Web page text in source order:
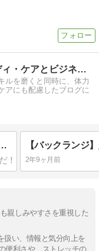
ペンギン男の生活@ボディ・ケアとビジネス・スキルの持続的成長
ルを磨くと同時に、体力
アにも配慮したブログに
⑤）】珍しくWordPressの話題。URLとランキングの関係。
2年9ヶ月前
親しみやすさを重視した
扱い、情報と気分向上を
便利さや、ストレッチの